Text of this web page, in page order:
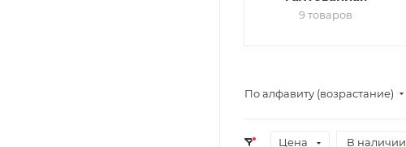
9 товаров
По алфавиту (возрастание)
Цена В наличии